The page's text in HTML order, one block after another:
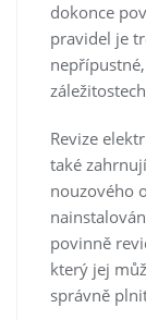
dokonce
pravidel je
Revize
také
nouzového
povinně
který jej
správně